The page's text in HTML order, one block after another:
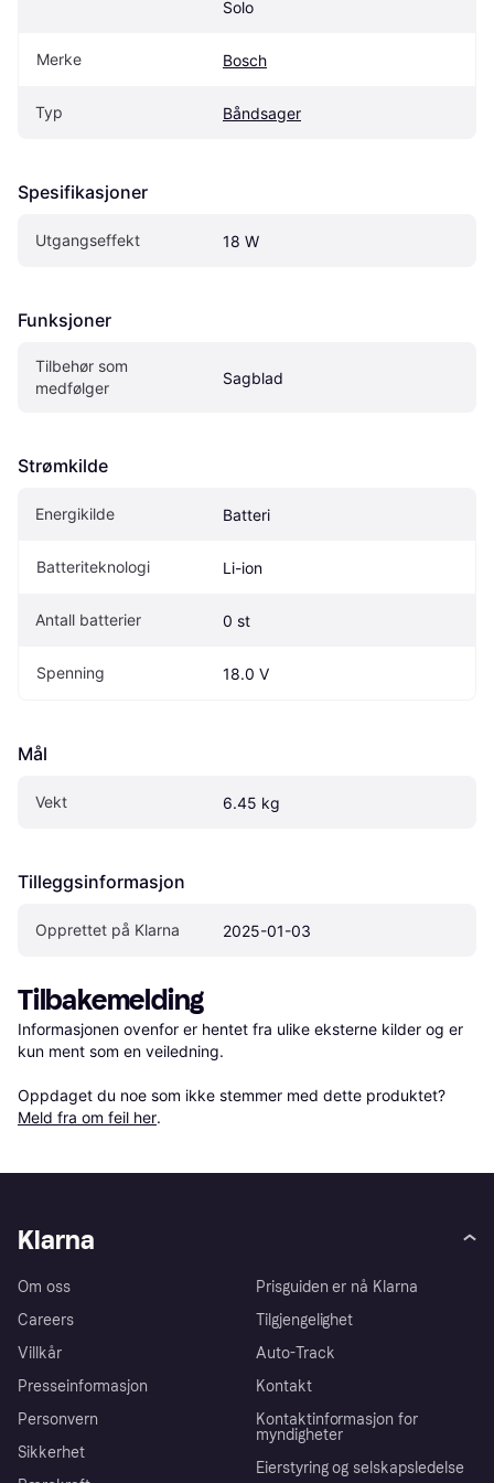
Solo
Merke Bosch
Typ Båndsager
Spesifikasjoner
Utgangseffekt 18 W
Funksjoner
Tilbehør som
medfølger
Sagblad
Strømkilde
Energikilde Batteri
Batteriteknologi Li-ion
Antall batterier 0 st
Spenning 18.0 V
Mål
Vekt 6.45 kg
Tilleggsinformasjon
Opprettet på Klarna 2025-01-03
Tilbakemelding
Informasjonen ovenfor er hentet fra ulike eksterne kilder og er
kun ment som en veiledning.
Oppdaget du noe som ikke stemmer med dette produktet?
Meld fra om feil her.
Klarna
Om oss
Careers
Villkår
Presseinformasjon
Personvern
Sikkerhet
Prisguiden er nå Klarna
Tilgjengelighet
Auto-Track
Kontakt
Kontaktinformasjon for
myndigheter
Eierstyring og selskapsledelse